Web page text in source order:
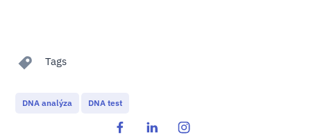
Tags
DNA analýza DNA test